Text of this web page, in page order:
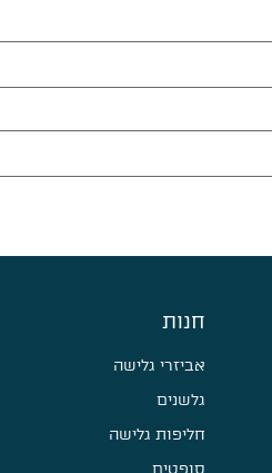
חנות
אביזרי גלישה
גלשנים
חליפות גלישה
סופטים